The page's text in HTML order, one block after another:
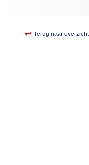
Terug naar overzicht